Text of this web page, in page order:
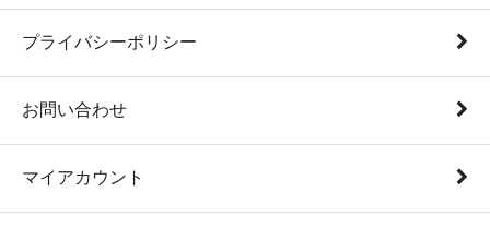
プライバシーポリシー
お問い合わせ
マイアカウント